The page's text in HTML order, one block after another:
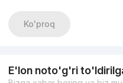
Ko'proq
E'lon noto'g'ri